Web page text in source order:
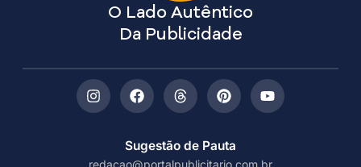
Sugestão de Pauta
O Lado Autêntico
Da Publicidade